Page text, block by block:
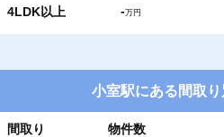
4LDK以上 -万円
小室駅にある間取
間取り 物件数